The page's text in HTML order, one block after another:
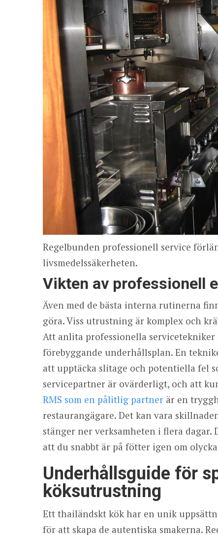
Regelbunden professionell service
livsmedelssäkerheten.
Vikten av professionell
Även med de bästa interna rutinerna
göra. Viss utrustning är komplex och
Att anlita professionella
förebyggande underhållsplan. En
att upptäcka slitage och potentiella fel
servicepartner är ovärderligt, och att
RMS som en pålitlig partner är en
restaurangägare. Det kan vara
stänger ner verksamheten i flera
att du snabbt är på fötter igen om
Underhållsguide för
köksutrustning
Ett thailändskt kök har en unik
för att skapa de autentiska smakerna.